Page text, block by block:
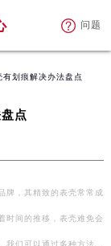
问题
划痕解决办法盘点
点
牌，其精致的表壳常常成
时间的推移，表壳难免会
我们可以通过多种方法